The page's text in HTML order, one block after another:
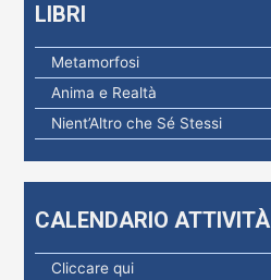
LIBRI
Metamorfosi
Anima e Realtà
Nient’Altro che Sé Stessi
CALENDARIO ATTIVITÀ
Cliccare qui